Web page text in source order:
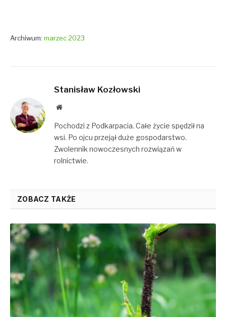
Archiwum: marzec 2023
Stanisław Kozłowski
Website
Pochodzi z Podkarpacia. Całe życie spędził na
wsi. Po ojcu przejął duże gospodarstwo.
Zwolennik nowoczesnych rozwiązań w
rolnictwie.
ZOBACZ TAKŻE